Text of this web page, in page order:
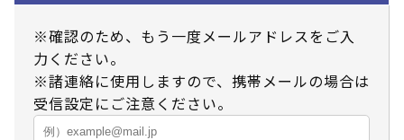
※確認のため、もう一度メールアドレスをご入
力ください。
※諸連絡に使用しますので、携帯メールの場合は
受信設定にご注意ください。